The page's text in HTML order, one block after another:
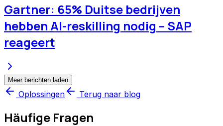
Gartner: 65% Duitse bedrijven
hebben AI-reskilling nodig – SAP
reageert
Meer berichten laden
Oplossingen Terug naar blog
Häufige Fragen